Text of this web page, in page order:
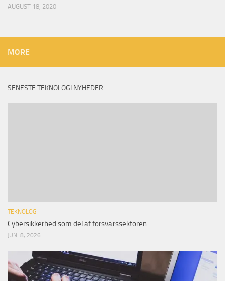
AUGUST 18, 2020
MORE
SENESTE TEKNOLOGI NYHEDER
TEKNOLOGI
Cybersikkerhed som del af forsvarssektoren
JUNI 8, 2026